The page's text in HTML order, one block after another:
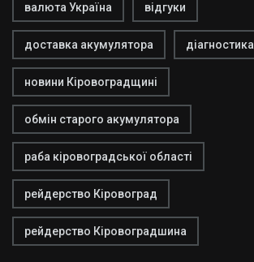
валюта Україна відгуки
доставка акумулятора
новини Кіровоградщині
обмін старого акумулятора
раба кіровоградської області
рейдерство Кіровоград
рейдерство Кіровоградшина